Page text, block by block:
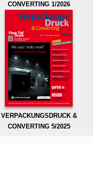
CONVERTING 1/2026
VERPACKUNGSDRUCK &
CONVERTING 5/2025